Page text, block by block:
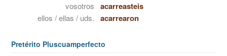
vosotros acarreasteis
ellos / ellas / uds. acarrearon
Pretérito Pluscuamperfecto